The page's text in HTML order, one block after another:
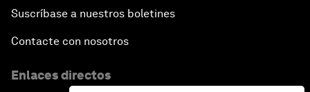
Suscríbase a nuestros boletines
Contacte con nosotros
Enlaces directos